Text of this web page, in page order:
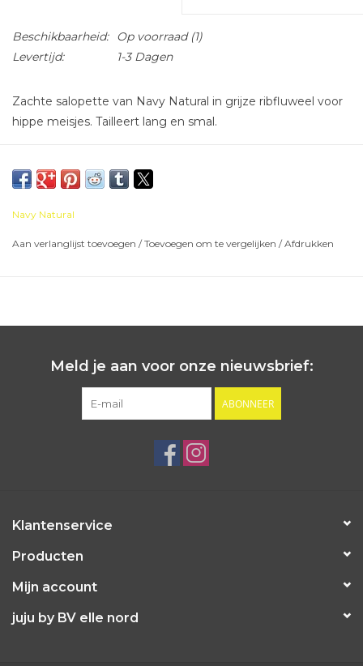
Beschikbaarheid: Op voorraad(1)
Levertijd:
1-3 Dagen
Zachte salopette van Navy Natural in grijze ribfluweel voor
hippe meisjes. Tailleert lang en smal.
Navy Natural
Aan verlanglijst toevoegen /Toevoegen om te vergelijken /Afdrukken
Meld je aan voor onze nieuwsbrief:
ABONNEER
Klantenservice
Producten
Mijn account
juju by BV elle nord